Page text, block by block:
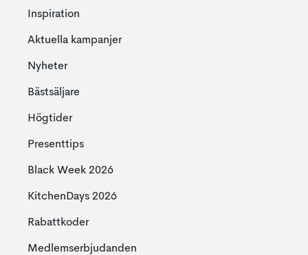
Inspiration
Aktuella kampanjer
Nyheter
Bästsäljare
Högtider
Presenttips
Black Week 2026
KitchenDays 2026
Rabattkoder
Medlemserbjudanden